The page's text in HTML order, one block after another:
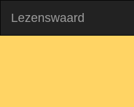
Lezenswaard